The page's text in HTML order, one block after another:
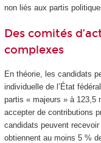
non liés aux partis
Des comités
complexes
En théorie, les candidats
individuelle de l’État
partis « majeurs » à 123,5
accepter de contributions
candidats peuvent
obtiennent au moins 5 %